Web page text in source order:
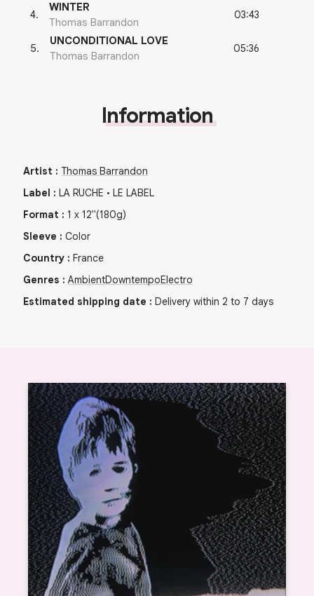
4.
WINTER
Thomas Barrandon
03:43
5.
UNCONDITIONAL LOVE
Thomas Barrandon
05:36
Information
Artist : Thomas Barrandon
Label : LA RUCHE • LE LABEL
Format : 1 x 12"(180g)
Sleeve : Color
Country : France
Genres : AmbientDowntempoElectro
Estimated shipping date : Delivery within 2 to 7 days